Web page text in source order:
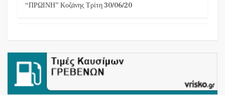
“ΠΡΩΙΝΗ” Κοζάνης Τρίτη 30/06/20